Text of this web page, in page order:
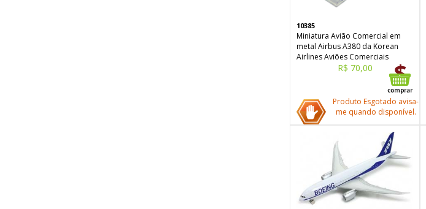
10385
Miniatura Avião Comercial em
metal Airbus A380 da Korean
Airlines Aviões Comerciais
R$ 70,00
Produto Esgotado avisa-
me quando disponível.